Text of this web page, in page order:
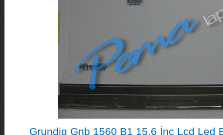
Grundig Gnb 1560 B1 15.6 İnç Lcd Led